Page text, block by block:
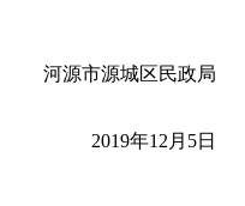
河源市源城区民政局
2019年12月5日